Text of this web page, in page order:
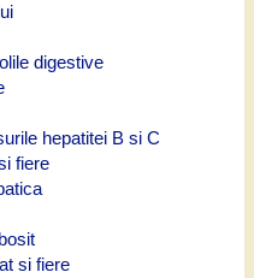
digestive
hepatitei B si C
fiere
si fiere